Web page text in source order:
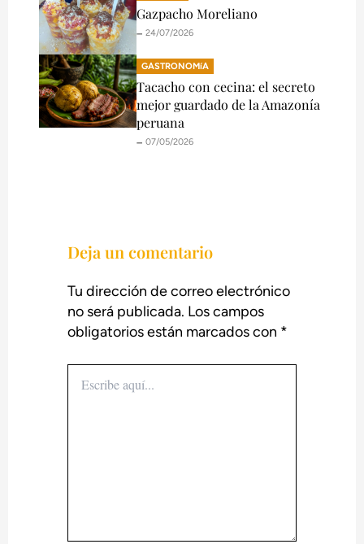
Gazpacho Moreliano
🗕️ 24/07/2026
GASTRONOMíA
Tacacho con cecina: el secreto
mejor guardado de la Amazonía
peruana
🗕️ 07/05/2026
Deja un comentario
Tu dirección de correo electrónico
no será publicada. Los campos
obligatorios están marcados con *
aquí...